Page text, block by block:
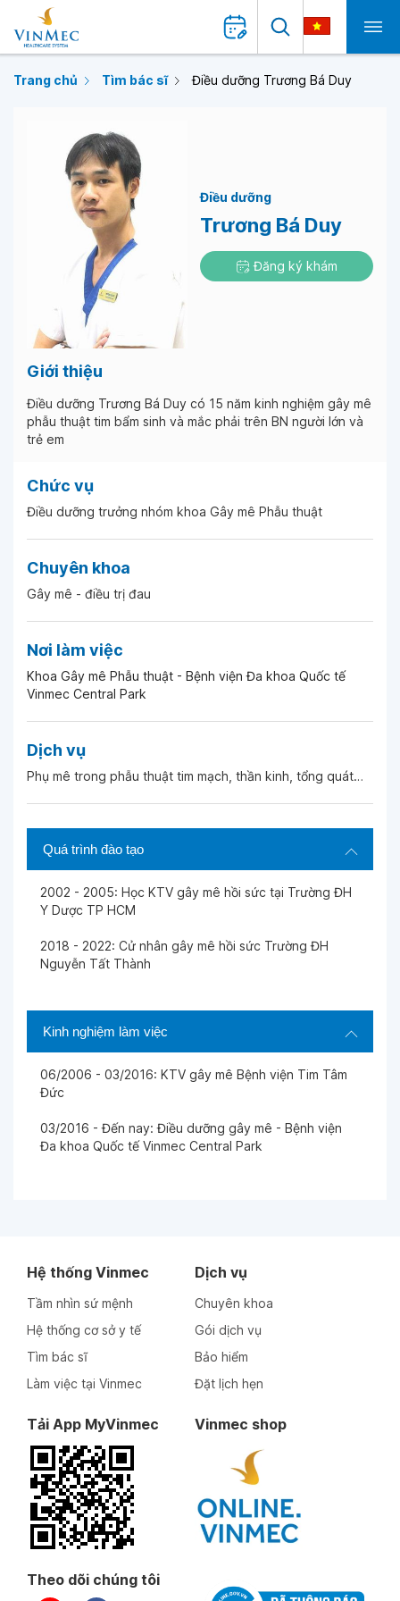
Trang chủ Tìm bác sĩ Điều dưỡng Trương Bá Duy
Điều dưỡng
Trương Bá Duy
Đăng ký khám
Giới thiệu
Điều dưỡng Trương Bá Duy có 15 năm kinh nghiệm gây mê
phẫu thuật tim bẩm sinh và mắc phải trên BN người lớn và
trẻ em
Chức vụ
Điều dưỡng trưởng nhóm khoa Gây mê Phẫu thuật
Chuyên khoa
Gây mê - điều trị đau
Nơi làm việc
Khoa Gây mê Phẫu thuật - Bệnh viện Đa khoa Quốc tế
Vinmec Central Park
Dịch vụ
Phụ mê trong phẫu thuật tim mạch, thần kinh, tổng quát…
Quá trình đào tạo
2002 - 2005: Học KTV gây mê hồi sức tại Trường ĐH
Y Dược TP HCM
2018 - 2022: Cử nhân gây mê hồi sức Trường ĐH
Nguyễn Tất Thành
Kinh nghiệm làm việc
06/2006 - 03/2016: KTV gây mê Bệnh viện Tim Tâm
Đức
03/2016 - Đến nay: Điều dưỡng gây mê - Bệnh viện
Đa khoa Quốc tế Vinmec Central Park
Hệ thống Vinmec
Tầm nhìn sứ mệnh
Hệ thống cơ sở y tế
Tìm bác sĩ
Làm việc tại Vinmec
Dịch vụ
Chuyên khoa
Gói dịch vụ
Bảo hiểm
Đặt lịch hẹn
Tải App MyVinmec Vinmec shop
Theo dõi chúng tôi